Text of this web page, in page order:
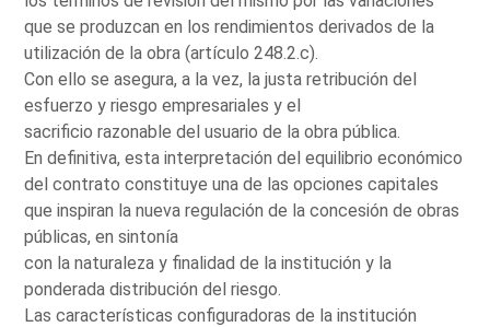
que se produzcan en los rendimientos derivados de la
utilización de la obra (artículo 248.2.c).
Con ello se asegura, a la vez, la justa retribución del
esfuerzo y riesgo empresariales y el
sacrificio razonable del usuario de la obra pública.
En definitiva, esta interpretación del equilibrio económico
del contrato constituye una de las opciones capitales
que inspiran la nueva regulación de la concesión de obras
públicas, en sintonía
con la naturaleza y finalidad de la institución y la
ponderada distribución del riesgo.
Las características configuradoras de la institución